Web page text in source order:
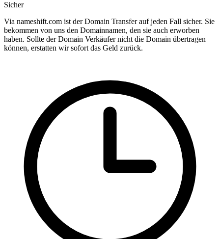
Sicher
Via nameshift.com ist der Domain Transfer auf jeden Fall sicher. Sie
bekommen von uns den Domainnamen, den sie auch erworben
haben. Sollte der Domain Verkäufer nicht die Domain übertragen
können, erstatten wir sofort das Geld zurück.